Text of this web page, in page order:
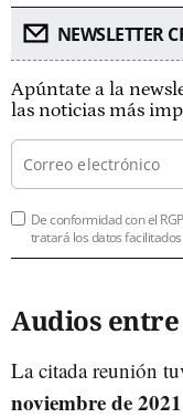
NEWSLETTER
Apúntate a la
las noticias más
De conformidad con el
tratará los datos
Audios
La citada reunión
noviembre de 2021